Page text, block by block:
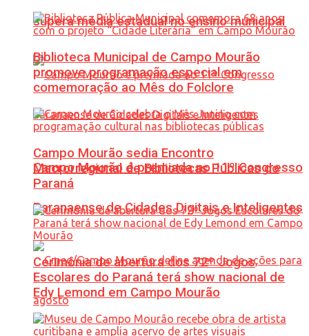
supera média estadual no ensino municipal
Campo Mourão é premiada no 11º Congresso
Paranaense de Cidades Digitais e Inteligentes
Biblioteca Municipal de Campo Mourão
promove programação especial em
comemoração ao Mês do Folclore
Campo Mourão sedia Encontro
Macrorregional de Bibliotecas Públicas do
Paraná
Cerimônia de abertura dos 72º Jogos
Escolares do Paraná terá show nacional de
Edy Lemond em Campo Mourão